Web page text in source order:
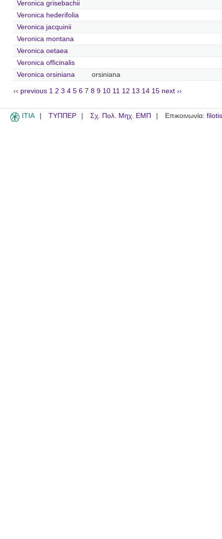
Veronica grisebachii
Veronica hederifolia
Veronica jacquinii
Veronica montana
Veronica oetaea
Veronica officinalis
Veronica orsiniana
orsiniana
‹‹ previous 1 2 3 4 5 6 7 8 9 10 11 12 13 14 15 next ››
ITIA ΤΥΠΠΕΡ Σχ. Πολ. Μηχ. ΕΜΠ Επικοινωνία: